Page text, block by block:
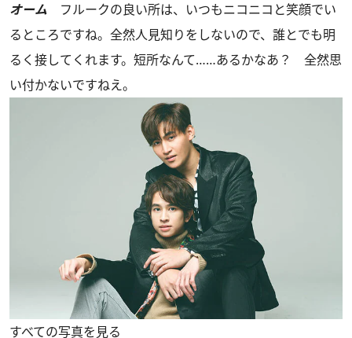
オーム フルークの良い所は、いつもニコニコと笑顔でい
るところですね。全然人見知りをしないので、誰とでも明
るく接してくれます。短所なんて……あるかなあ？ 全然思
い付かないですねえ。
すべての写真を見る